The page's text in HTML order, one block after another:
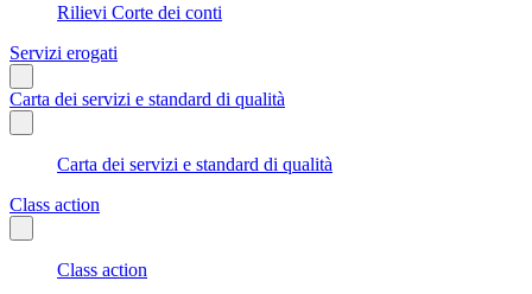
Rilievi Corte dei conti
Servizi erogati
Carta dei servizi e standard di qualità
Carta dei servizi e standard di qualità
Class action
Class action